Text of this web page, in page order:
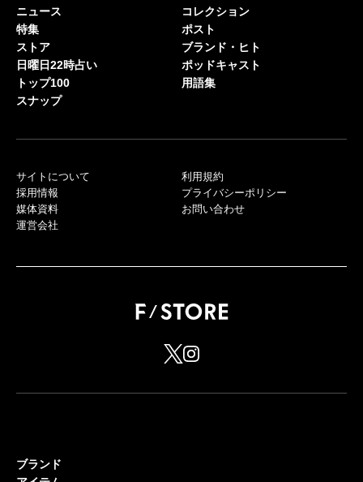
ニュース
特集
ストア
日曜日22時占い
トップ100
スナップ
コレクション
ポスト
ブランド・ヒト
ポッドキャスト
用語集
サイトについて
採用情報
媒体資料
運営会社
利用規約
プライバシーポリシー
お問い合わせ
ブランド